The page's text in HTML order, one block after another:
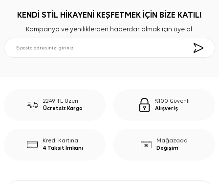
KENDİ STİL HİKAYENİ KEŞFETMEK İÇİN BİZE KATIL!
Kampanya ve yeniliklerden haberdar olmak için üye ol.
2249 TL Üzeri
Ücretsiz Kargo
%100 Güvenli
Alışveriş
Kredi Kartına
4 Taksit İmkanı
Mağazada
Değişim